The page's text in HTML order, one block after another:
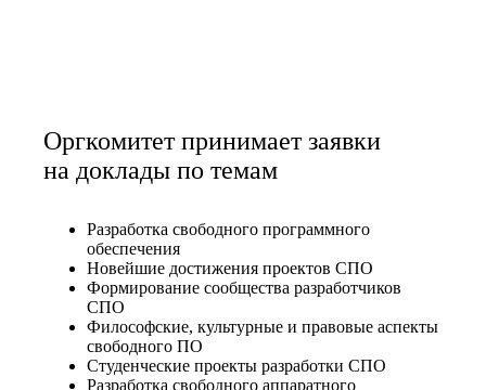
Оргкомитет принимает заявки
на доклады по темам
Разработка свободного программного
обеспечения
Новейшие достижения проектов СПО
Формирование сообщества разработчиков
СПО
Философские, культурные и правовые аспекты
свободного ПО
Студенческие проекты разработки СПО
Разработка свободного аппаратного